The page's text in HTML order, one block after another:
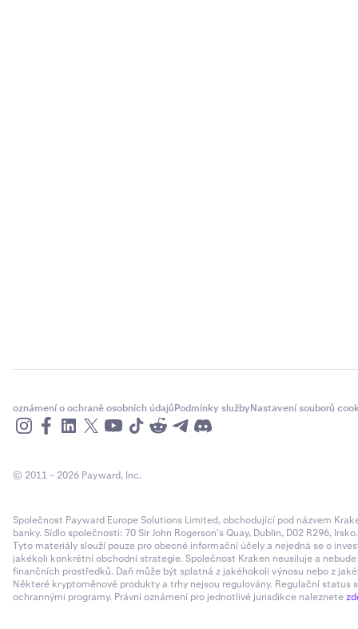
nikým
3
dolů a
oznámení o ochraně osobních údajůPodmínky službyNastavení souborů
© 2011 – 2026 Payward, Inc.
Společnost Payward Europe Solutions Limited, obchodující pod názvem
banky. Sídlo společnosti: 70 Sir John Rogerson’s Quay, Dublin, D02 R296,
Tyto materiály slouží pouze pro obecné informační účely a nejedná se o
jakékoli konkrétní obchodní strategie. Společnost Kraken neusiluje a
finančních prostředků. Daň může být splatná z jakéhokoli výnosu nebo z
Některé kryptoměnové produkty a trhy nejsou regulovány. Regulační
ochrannými programy. Právní oznámení pro jednotlivé jurisdikce naleznete